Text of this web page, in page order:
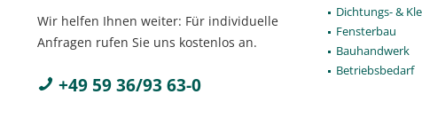
Wir helfen Ihnen weiter: Für individuelle
Anfragen rufen Sie uns kostenlos an.
+49 59 36/93 63-0
Dichtungs- &
Fensterbau
Bauhandwerk
Betriebsbedarf